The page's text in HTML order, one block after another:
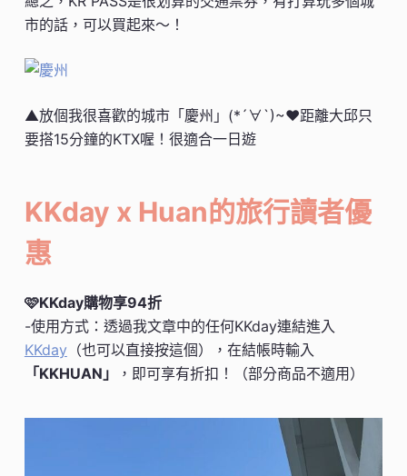
市的話，可以買起來～！
▲放個我很喜歡的城市「慶州」(*´∀`)~♥距離大邱只
要搭15分鐘的KTX喔！很適合一日遊
KKday x Huan的旅行讀者優
惠
🩷KKday購物享94折
-使用方式：透過我文章中的任何KKday連結進入
KKday （也可以直接按這個），在結帳時輸入
「KKHUAN」
，即可享有折扣！（部分商品不適用）